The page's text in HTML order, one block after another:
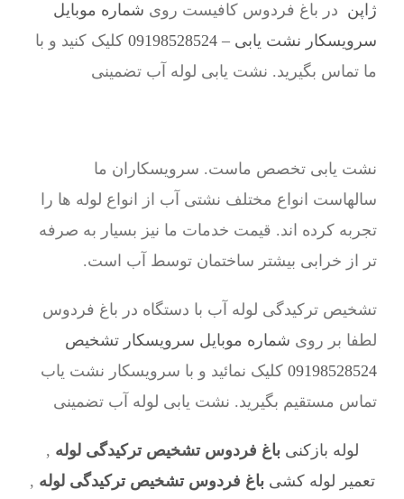
ژاپن در باغ فردوس کافیست روی شماره موبایل
سرویسکار نشت یابی – 09198528524
کلیک کنید و با
ما تماس بگیرید. نشت یابی لوله آب تضمینی
نشت یابی تخصص ماست. سرویسکاران ما
سالهاست انواع مختلف نشتی آب از انواع لوله ها را
تجربه کرده اند. قیمت خدمات ما نیز بسیار به صرفه
تر از خرابی بیشتر ساختمان توسط آب است.
تشخیص ترکیدگی لوله آب با دستگاه در باغ فردوس
لطفا بر روی شماره موبایل سرویسکار تشخیص
09198528524 کلیک نمائید و با سرویسکار نشت یاب
تماس مستقیم بگیرید. نشت یابی لوله آب تضمینی
لوله بازکنیباغ فردوس تشخیص ترکیدگی لوله ,
تعمیر لوله کشیباغ فردوس تشخیص ترکیدگی لوله ,